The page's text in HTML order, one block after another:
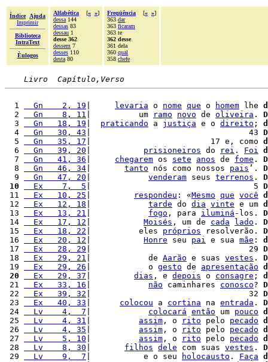
Índice
Ajuda
Imprimir
Biblioteca
IntraText
Èulogos
Alfabética [« »]
dessa 144
dessas 83
dessau 1
desse 362
dessem 7
desses 110
desta 80
Freqüência [« »]
363 dar
363 ficaram
363 te
362 desse
361 dela
360 qual
358 chefe
Livro  Capítulo,Verso
  1
  Gn    2, 19
levaria o nome que o homem lhe
  2
  Gn    8, 11
|          um ramo novo de oliveira .
  3
  Gn   18, 19
praticando a justiça e o direito ;
  4
  Gn   30, 43
|                                 43
  5
  Gn   35, 17
|                         17 e, como
  6
  Gn   39, 20
prisioneiros do rei . Foi
  7
  Gn   41, 36
chegarem os sete anos de fome .
  8
  Gn   46, 34
tanto nós como nossos pais ’.
  9
  Gn   47, 20
venderam seus terrenos .
10
  Ex    7,  5
|                                  5
11
  Ex   10, 25
respondeu : «Mesmo que você
12
  Ex   12, 18
tarde do dia vinte e um
13
  Ex   13, 21
fogo , para iluminá -los.
14
  Ex   17, 12
Moisés , um de cada lado .
15
  Ex   18, 22
|          eles próprios resolverão.
16
  Ex   20, 12
Honre seu pai e sua mãe :
17
  Ex   28, 29
|                                 29
18
  Ex   29, 21
|            de Aarão e suas vestes .
19
  Ex   29, 26
|            o gesto de apresentação
20
  Ex   29, 37
dias , e depois o consagre ;
21
  Ex   33, 16
não caminhares conosco?
22
  Ex   39, 32
|                                 32
23
  Ex   40, 33
colocou a cortina na entrada .
24
  Lv    4,  7
colocará então um pouco
25
  Lv    4, 31
assim , o rito pelo pecado
26
  Lv    4, 35
assim , o rito pelo pecado
27
  Lv    5, 10
assim , o rito pelo pecado
28
  Lv    8, 30
filhos dele com suas vestes .
29
  Lv    9,  7
|           e o seu holocausto . Faça